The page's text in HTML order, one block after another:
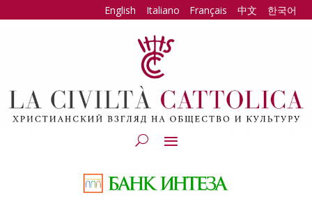
English Italiano Français 中文 한국어